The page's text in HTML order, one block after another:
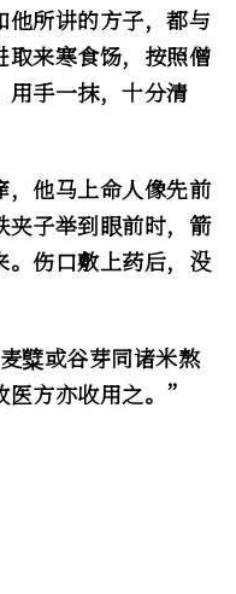
所讲的方子，都与
取来寒食饧，按照僧
用手一抹，十分清
，他马上命人像先前
夹子举到眼前时，箭
。伤口敷上药后，没
糱或谷芽同诸米熬
医方亦收用之。”